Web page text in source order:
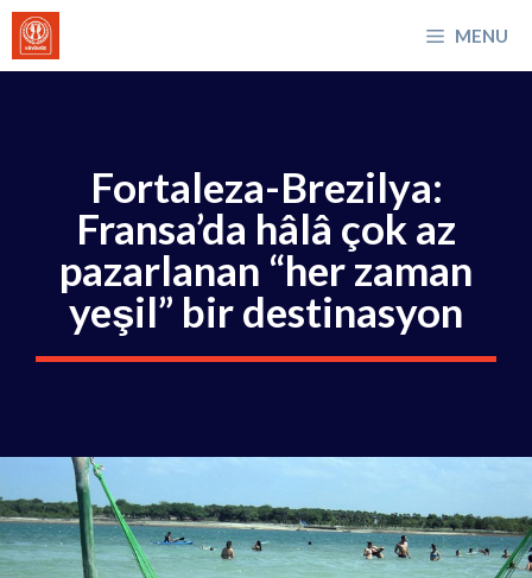
İçeriğe
atla
MENU
Fortaleza-Brezilya:
Fransa’da hâlâ çok az
pazarlanan “her zaman
yeşil” bir destinasyon